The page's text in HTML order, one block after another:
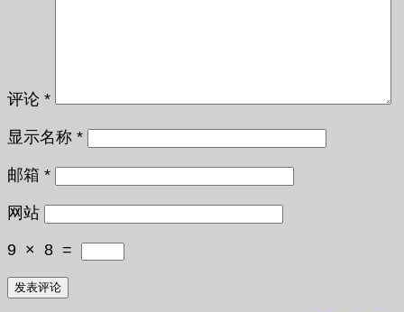
评论 *
显示名称 *
邮箱 *
网站
9 × 8 =